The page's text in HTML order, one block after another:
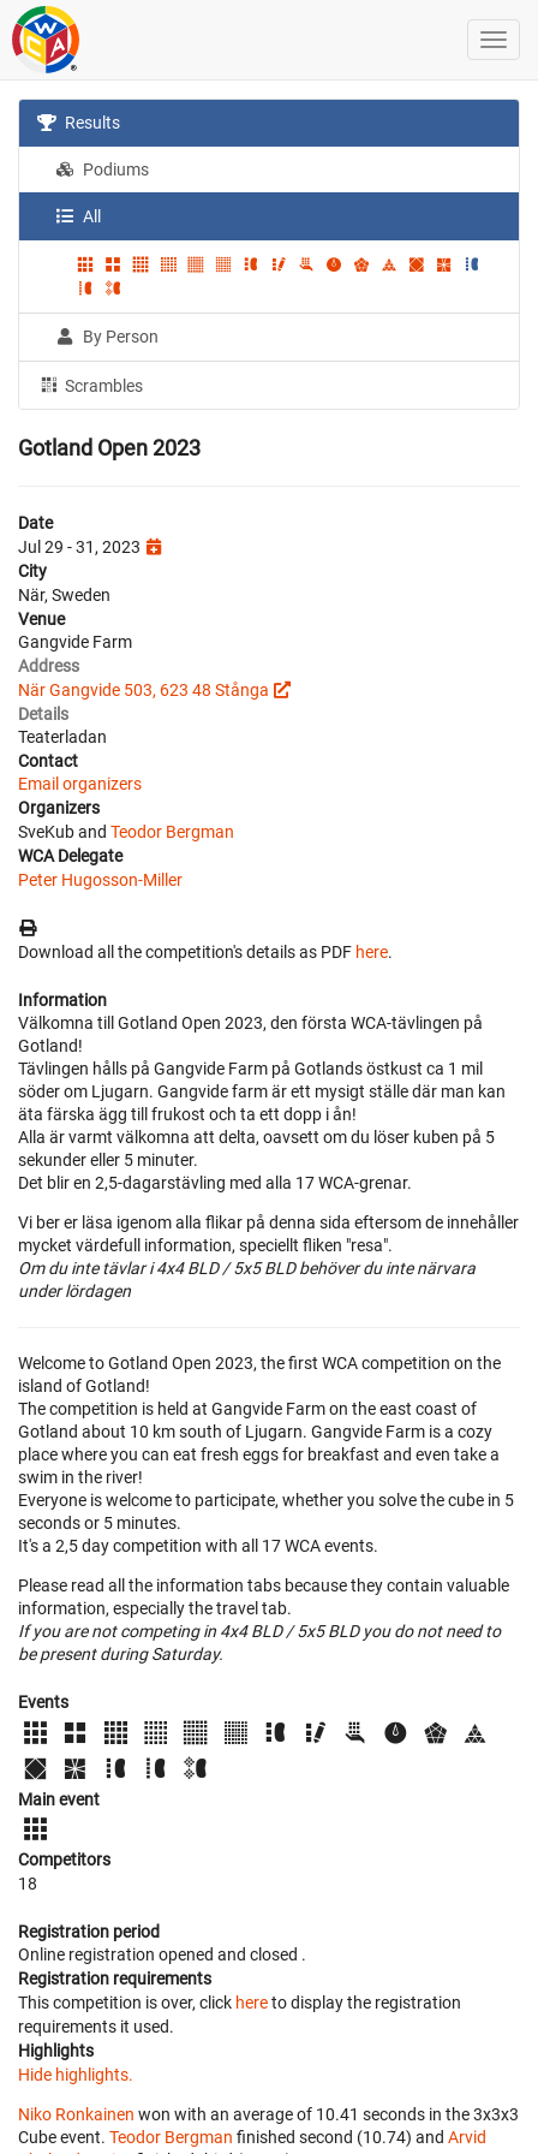
Results
Podiums
All
By Person
Scrambles
Gotland Open 2023
Date
Jul 29 - 31, 2023
City
När, Sweden
Venue
Gangvide Farm
Address
När Gangvide 503, 623 48 Stånga
Details
Teaterladan
Contact
Email organizers
Organizers
SveKub and Teodor Bergman
WCA Delegate
Peter Hugosson-Miller
Download all the competition's details as PDF here.
Information
Välkomna till Gotland Open 2023, den första WCA-tävlingen på
Gotland!
Tävlingen hålls på Gangvide Farm på Gotlands östkust ca 1 mil
söder om Ljugarn. Gangvide farm är ett mysigt ställe där man kan
äta färska ägg till frukost och ta ett dopp i ån!
Alla är varmt välkomna att delta, oavsett om du löser kuben på 5
sekunder eller 5 minuter.
Det blir en 2,5-dagarstävling med alla 17 WCA-grenar.
Vi ber er läsa igenom alla flikar på denna sida eftersom de innehåller
mycket värdefull information, speciellt fliken "resa".
Om du inte tävlar i 4x4 BLD / 5x5 BLD behöver du inte närvara
under lördagen
Welcome to Gotland Open 2023, the first WCA competition on the
island of Gotland!
The competition is held at Gangvide Farm on the east coast of
Gotland about 10 km south of Ljugarn. Gangvide Farm is a cozy
place where you can eat fresh eggs for breakfast and even take a
swim in the river!
Everyone is welcome to participate, whether you solve the cube in 5
seconds or 5 minutes.
It's a 2,5 day competition with all 17 WCA events.
Please read all the information tabs because they contain valuable
information, especially the travel tab.
If you are not competing in 4x4 BLD / 5x5 BLD you do not need to
be present during Saturday.
Events
Main event
Competitors
18
Registration period
Online registration opened and closed .
Registration requirements
This competition is over, click hereto display the registration
requirements it used.
Highlights
Hide highlights.
Niko Ronkainen won with an average of 10.41 seconds in the 3x3x3
Cube event. Teodor Bergman finished second (10.74) and Arvid